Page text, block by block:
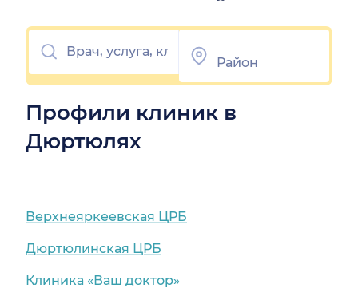
Профили клиник в
Дюртюлях
Верхнеяркеевская ЦРБ
Дюртюлинская ЦРБ
Клиника «Ваш доктор»